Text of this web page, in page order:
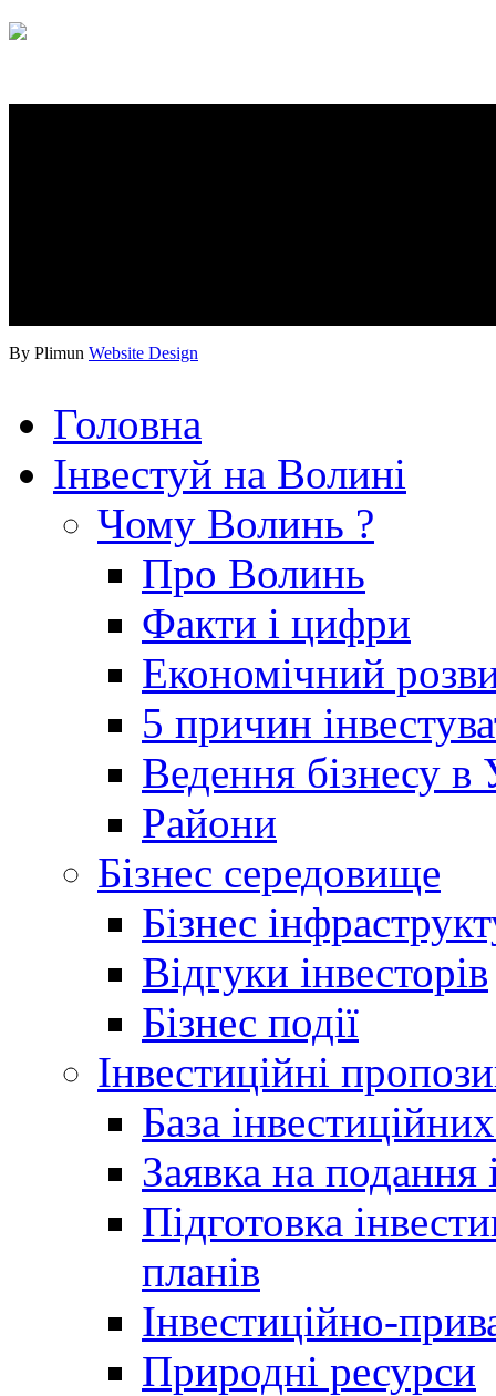
By Plimun Website Design
Головна
Інвестуй на Волині
Чому Волинь ?
Про Волинь
Факти і цифри
Економічний
5 причин
Ведення бізнесу в
Райони
Бізнес середовище
Бізнес
Відгуки інвесторів
Бізнес події
Інвестиційні
База
Заявка на подання
Підготовка
планів
Інвестиційно-
Природні ресурси